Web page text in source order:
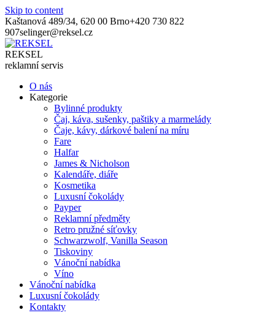
Skip to content
Kaštanová 489/34, 620 00 Brno+420 730 822
907selinger@reksel.cz
REKSEL
reklamní servis
O nás
Kategorie
Bylinné produkty
Čaj, káva, sušenky, paštiky a marmelády
Čaje, kávy, dárkové balení na míru
Fare
Halfar
James & Nicholson
Kalendáře, diáře
Kosmetika
Luxusní čokolády
Payper
Reklamní předměty
Retro pružné síťovky
Schwarzwolf, Vanilla Season
Tiskoviny
Vánoční nabídka
Víno
Vánoční nabídka
Luxusní čokolády
Kontakty